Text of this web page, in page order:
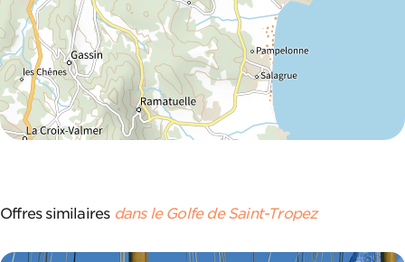
Offres similaires dans le Golfe de Saint-Tropez